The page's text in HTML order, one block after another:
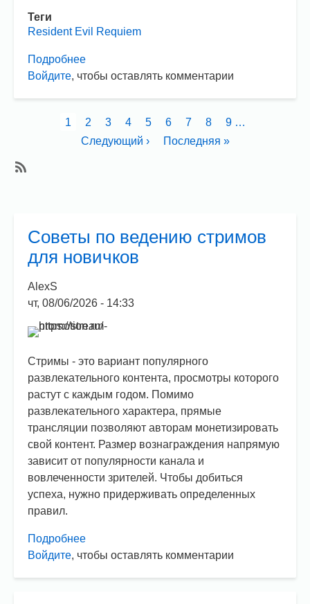
Теги
Resident Evil Requiem
Подробнее
Resident
Как
получить
Войдите, чтобы оставлять комментарии
НумерацияТекущая
страница
1 Страница
2 Страница
3 Страница
4 Страница
5 Страница
6 Страница
7 Страница
8 Страница
9 …
Следующая
Следующий ›
Последняя
Последняя »
Советы по ведению стримов
для новичков
AlexS
чт, 08/06/2026 - 14:33
Стримы - это вариант популярного
развлекательного контента, просмотры которого
растут с каждым годом. Помимо
развлекательного характера, прямые
трансляции позволяют авторам монетизировать
свой контент. Размер вознаграждения напрямую
зависит от популярности канала и
вовлеченности зрителей. Чтобы добиться
успеха, нужно придерживать определенных
правил.
Подробнее
Советы
Войдите, чтобы оставлять комментарии